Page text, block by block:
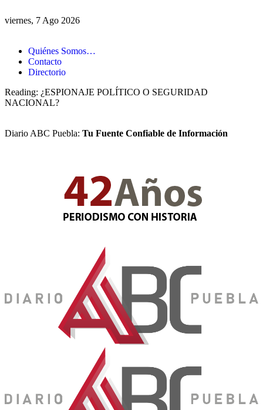
viernes, 7 Ago 2026
Quiénes Somos…
Contacto
Directorio
Reading: ¿ESPIONAJE POLÍTICO O SEGURIDAD
NACIONAL?
Diario ABC Puebla: Tu Fuente Confiable de Información